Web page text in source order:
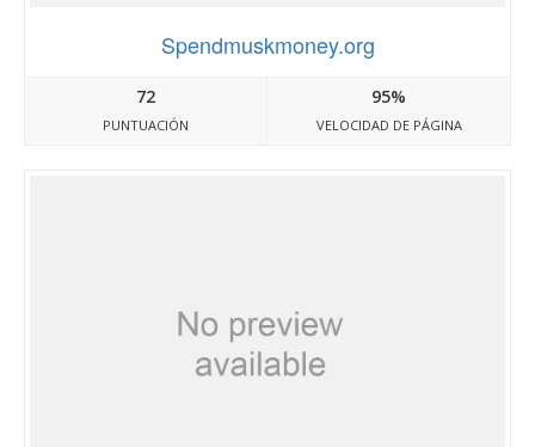
Spendmuskmoney.org
72
PUNTUACIÓN
95%
VELOCIDAD DE PÁGINA